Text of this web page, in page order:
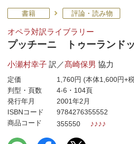
書籍 評論・読み物
オペラ対訳ライブラリー
プッチーニ トゥーランド
小瀬村幸子 訳／髙崎保男 協力
定価 1,760円 (本体1,600円+
判型・頁数
4-6・104頁
発行年月
2001年2月
ISBNコード
9784276355552
商品コード
355550 ♪♪♪♪